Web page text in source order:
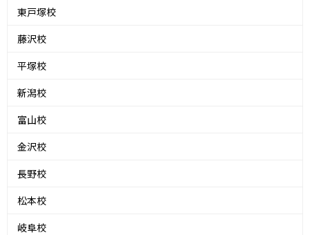
東戸塚校
藤沢校
平塚校
新潟校
富山校
金沢校
長野校
松本校
岐阜校